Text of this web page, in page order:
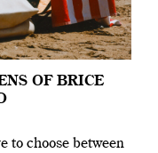
OF BRICE
to choose between